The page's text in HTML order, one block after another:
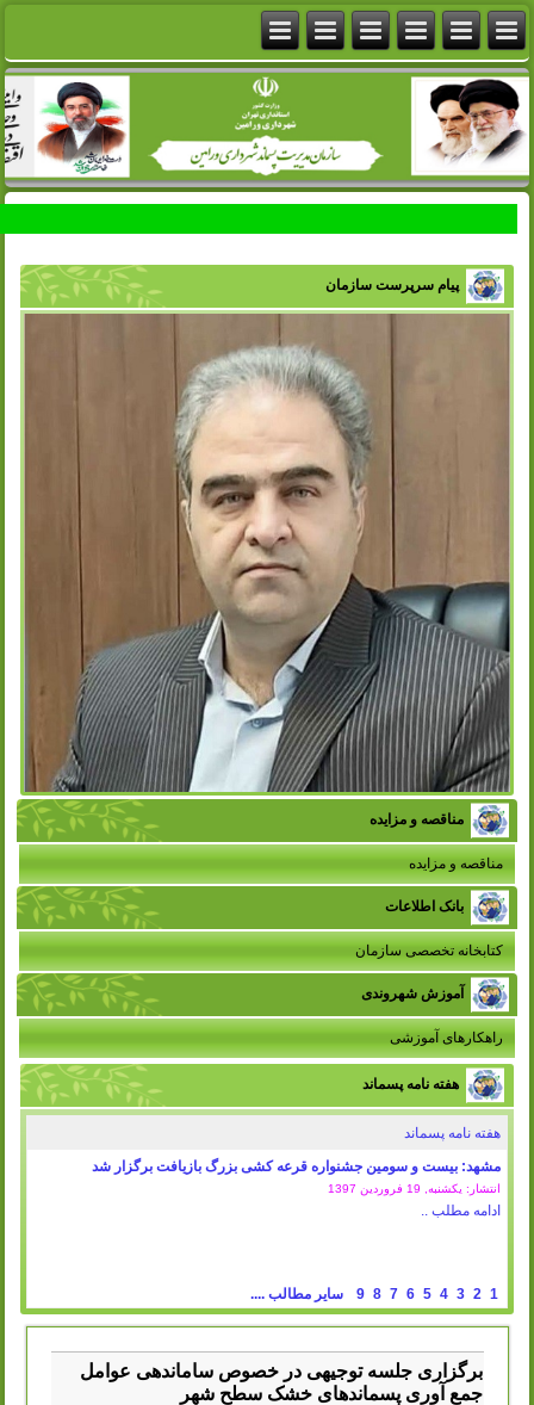
پیام سرپرست سازمان
مناقصه و مزایده
مناقصه و مزایده
بانک اطلاعات
کتابخانه تخصصی سازمان
آموزش شهروندی
راهکارهای آموزشی
هفته نامه پسماند
هفته نامه پسماند
مشهد: بیست و سومین جشنواره قرعه کشی بزرگ بازیافت برگزار شد
انتشار: یکشنبه, 19 فروردين 1397
ادامه مطلب ..
1
2
3
4
5
6
7
8
9 سایر مطالب ....
برگزاری جلسه توجیهی در خصوص ساماندهی عوامل
جمع آوری پسماندهای خشک سطح شهر